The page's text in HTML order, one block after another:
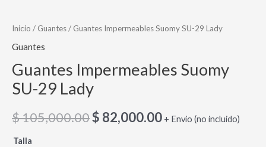
Inicio / Guantes/ Guantes Impermeables Suomy SU-29 Lady
Guantes
Guantes Impermeables Suomy
SU-29 Lady
$105,000.00$ 82,000.00 + Envio (no incluido)
Talla